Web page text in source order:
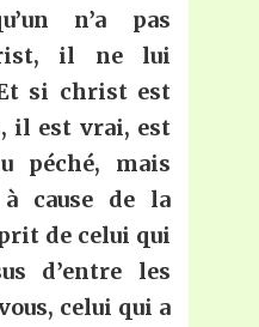
n’a pas
il ne lui
si christ est
il est vrai, est
péché, mais
cause de la
de celui qui
d’entre les
celui qui a